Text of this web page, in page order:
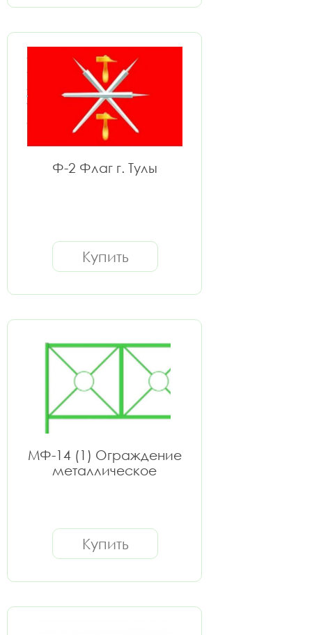
Ф-2 Флаг г. Тулы
Купить
МФ-14 (1) Ограждение
металлическое
Купить